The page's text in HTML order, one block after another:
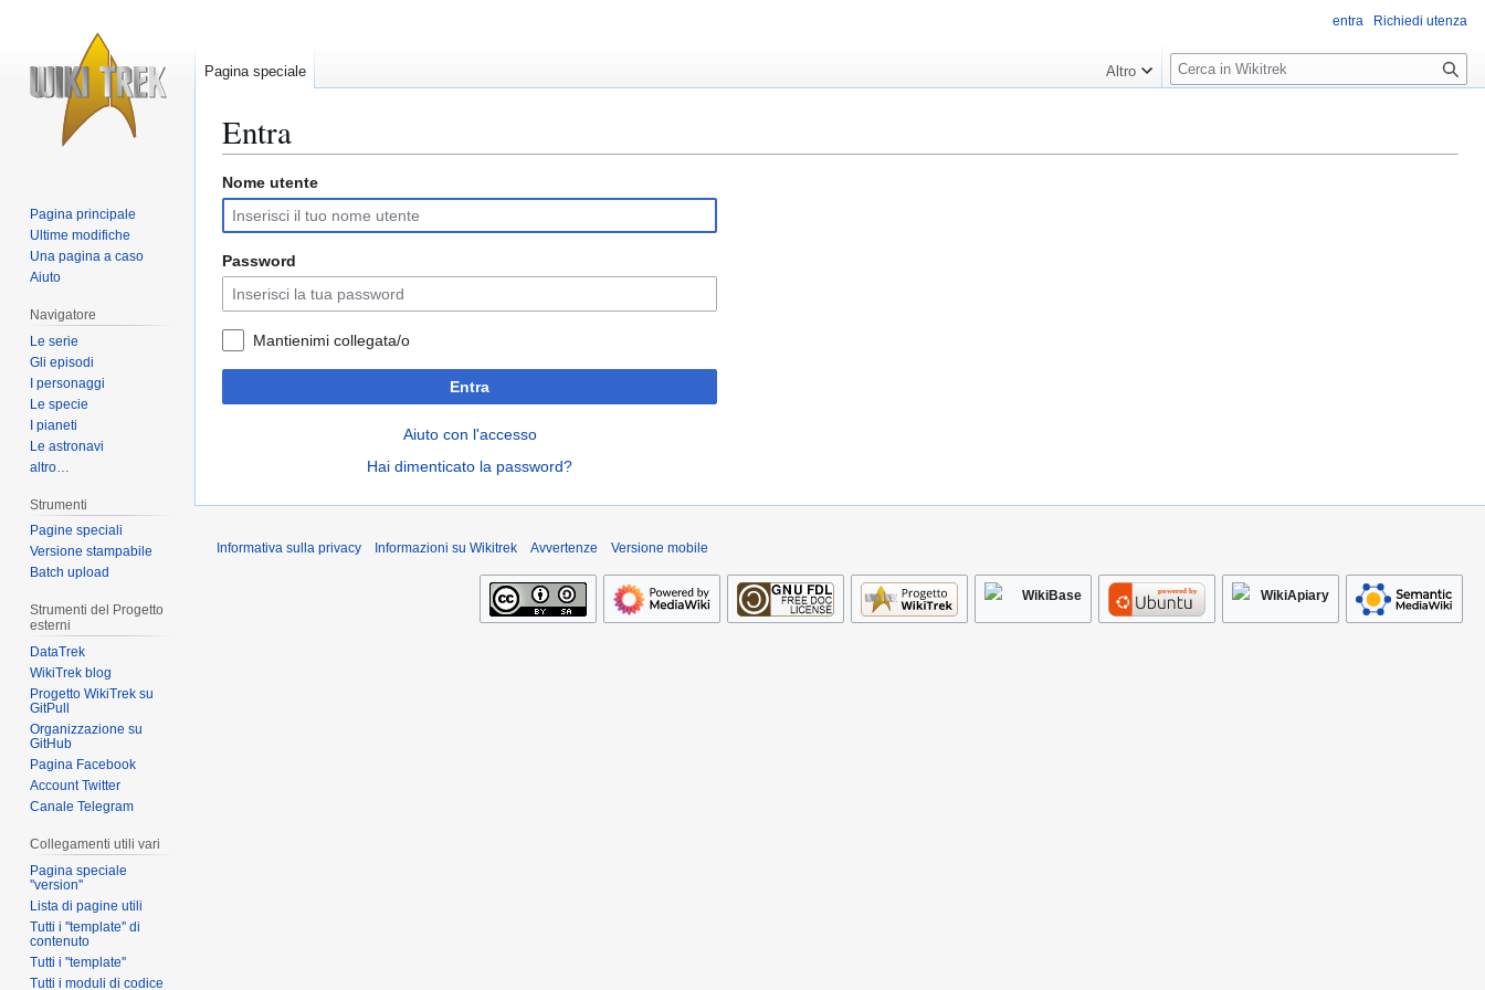
Entra
Vai
alla
navigazione
Vai
alla
ricerca
Nome utente
Password
Mantienimi collegata/o
Entra
Aiuto con l'accesso
Hai dimenticato la password?
entra Richiedi utenza
Pagina speciale Altro
R
i
r
Pagina principale
Ultime modifiche
Una pagina a caso
Aiuto
Navigatore
Le serie
Gli episodi
I personaggi
Le specie
I pianeti
Le astronavi
altro…
Strumenti
Pagine speciali
Versione stampabile
Batch upload
Strumenti del Progetto
esterni
DataTrek
WikiTrek blog
Progetto WikiTrek su
GitPull
Organizzazione su
GitHub
Pagina Facebook
Account Twitter
Canale Telegram
Collegamenti utili vari
Pagina speciale
''version''
Lista di pagine utili
Tutti i ''template'' di
contenuto
Tutti i ''template''
Tutti i moduli di codice
Informativa sulla privacy Informazioni su Wikitrek Avvertenze Versione mobile